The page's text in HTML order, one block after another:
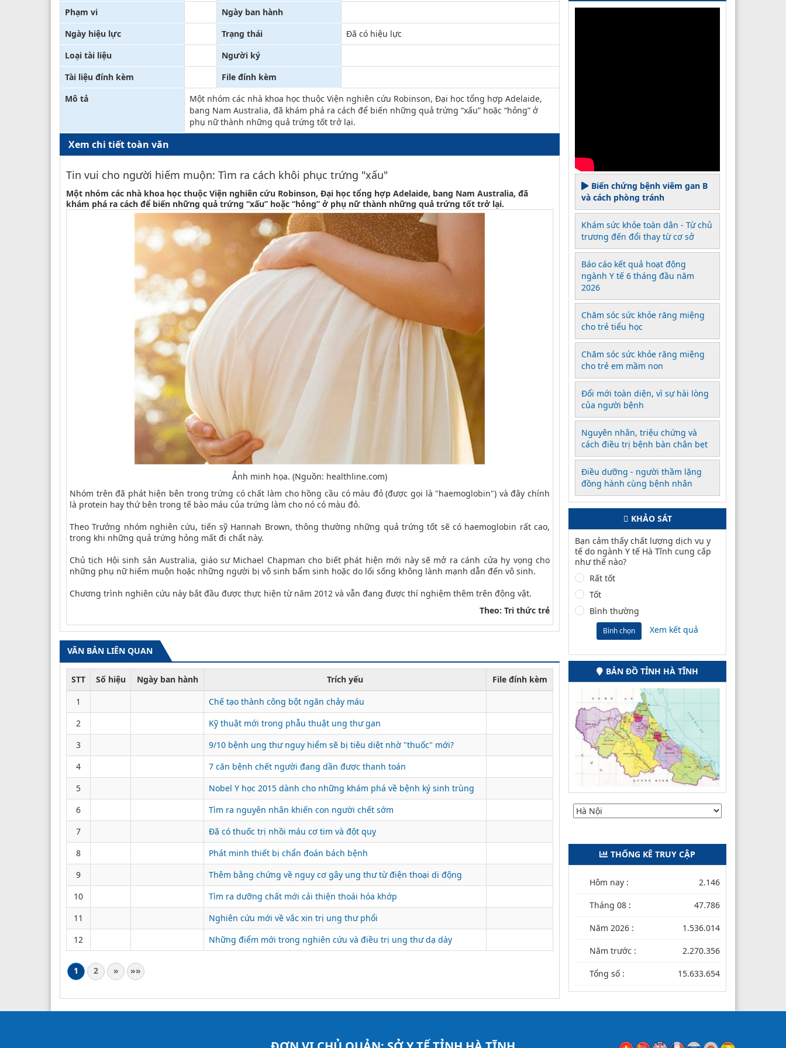
Phạm vi
Ngày ban hành
Ngày hiệu lực
Trạng thái
Đã có hiệu lực
Loại tài liệu
Người ký
Tài liệu đính kèm
File đính kèm
Mô tả
Một nhóm các nhà khoa học thuộc Viện nghiên cứu Robinson, Đại học tổng hợp Adelaide,
bang Nam Australia, đã khám phá ra cách để biến những quả trứng “xấu” hoặc “hỏng” ở
phụ nữ thành những quả trứng tốt trở lại.
Xem chi tiết toàn văn
Tin vui cho người hiếm muộn: Tìm ra cách khôi phục trứng "xấu"
Một nhóm các nhà khoa học thuộc Viện nghiên cứu Robinson, Đại học tổng hợp Adelaide, bang Nam Australia, đã
khám phá ra cách để biến những quả trứng “xấu” hoặc “hỏng” ở phụ nữ thành những quả trứng tốt trở lại.
Ảnh minh họa. (Nguồn: healthline.com)
Nhóm trên đã phát hiện bên trong trứng có chất làm cho hồng cầu có màu đỏ (được gọi là "haemoglobin") và đây chính
là protein hay thứ bên trong tế bào máu của trứng làm cho nó có màu đỏ.
Theo Trưởng nhóm nghiên cứu, tiến sỹ Hannah Brown, thông thường những quả trứng tốt sẽ có haemoglobin rất cao,
trong khi những quả trứng hỏng mất đi chất này.
Chủ tịch Hội sinh sản Australia, giáo sư Michael Chapman cho biết phát hiện mới này sẽ mở ra cánh cửa hy vọng cho
những phụ nữ hiếm muộn hoặc những người bị vô sinh bẩm sinh hoặc do lối sống không lành mạnh dẫn đến vô sinh.
Chương trình nghiên cứu này bắt đầu được thực hiện từ năm 2012 và vẫn đang được thí nghiệm thêm trên động vật.
Theo: Tri thức trẻ
VĂN BẢN LIÊN QUAN
STT Số hiệu Ngày ban hành Trích yếu
File đính kèm
1
Chế tạo thành công bột ngăn chảy máu
2
Kỹ thuật mới trong phẫu thuật ung thư gan
3
9/10 bệnh ung thư nguy hiểm sẽ bị tiêu diệt nhờ "thuốc" mới?
4
7 căn bệnh chết người đang dần được thanh toán
5
Nobel Y học 2015 dành cho những khám phá về bệnh ký sinh trùng
6
Tìm ra nguyên nhân khiến con người chết sớm
7
Đã có thuốc trị nhồi máu cơ tim và đột quỵ
8
Phát minh thiết bị chẩn đoán bách bệnh
9
Thêm bằng chứng về nguy cơ gây ung thư từ điện thoại di động
10
Tìm ra dưỡng chất mới cải thiện thoái hóa khớp
11
Nghiên cứu mới về vắc xin trị ung thư phổi
12
Những điểm mới trong nghiên cứu và điều trị ung thư dạ dày
1 2 » »»
Biến chứng bệnh viêm gan B
và cách phòng tránh
Khám sức khỏe toàn dân - Từ chủ
trương đến đổi thay từ cơ sở
Báo cáo kết quả hoạt động
ngành Y tế 6 tháng đầu năm
2026
Chăm sóc sức khỏe răng miệng
cho trẻ tiểu học
Chăm sóc sức khỏe răng miệng
cho trẻ em mầm non
Đổi mới toàn diện, vì sự hài lòng
của người bệnh
Nguyên nhân, triệu chứng và
cách điều trị bệnh bàn chân bẹt
Điều dưỡng - người thầm lặng
đồng hành cùng bệnh nhân
KHẢO SÁT
Bạn cảm thấy chất lượng dịch vụ y
tế do ngành Y tế Hà Tĩnh cung cấp
như thế nào?
Rất tốt
Tốt
Bình thường
Bình chọn Xem kết quả
BẢN ĐỒ TỈNH HÀ TĨNH
THỐNG KÊ TRUY CẬP
Hôm nay : 2.146
Tháng 08 : 47.786
Năm 2026 : 1.536.014
Năm trước : 2.270.356
Tổng số : 15.633.654